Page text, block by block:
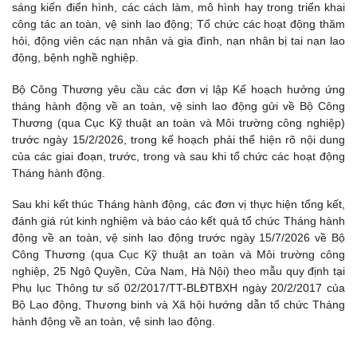
sáng kiến điển hình, các cách làm, mô hình hay trong triển khai
công tác an toàn, vệ sinh lao động; Tổ chức các hoạt động thăm
hỏi, động viên các nạn nhân và gia đình, nạn nhân bị tai nạn lao
động, bệnh nghề nghiệp.
Bộ Công Thương yêu cầu các đơn vị lập Kế hoạch hưởng ứng
tháng hành động về an toàn, vệ sinh lao động gửi về Bộ Công
Thương (qua Cục Kỹ thuật an toàn và Môi trường công nghiệp)
trước ngày 15/2/2026, trong kế hoạch phải thể hiện rõ nội dung
của các giai đoạn, trước, trong và sau khi tổ chức các hoạt động
Tháng hành động.
Sau khi kết thúc Tháng hành động, các đơn vị thực hiện tổng kết,
đánh giá rút kinh nghiệm và báo cáo kết quả tổ chức Tháng hành
động về an toàn, vệ sinh lao động trước ngày 15/7/2026 về Bộ
Công Thương (qua Cục Kỹ thuật an toàn và Môi trường công
nghiệp, 25 Ngô Quyền, Cửa Nam, Hà Nội) theo mẫu quy định tại
Phụ lục Thông tư số 02/2017/TT-BLĐTBXH ngày 20/2/2017 của
Bộ Lao động, Thương binh và Xã hội hướng dẫn tổ chức Tháng
hành động về an toàn, vệ sinh lao động.